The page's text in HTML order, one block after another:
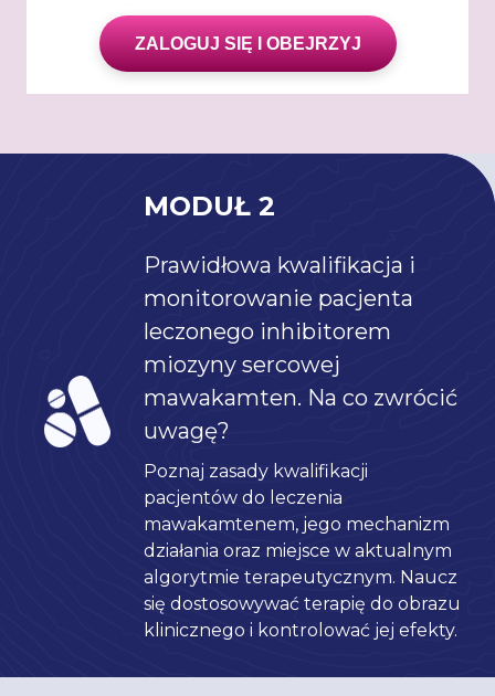
ZALOGUJ SIĘ I OBEJRZYJ
MODUŁ 2
Prawidłowa kwalifikacja i
monitorowanie pacjenta
leczonego inhibitorem
miozyny sercowej
mawakamten. Na co zwrócić
uwagę?
Poznaj zasady kwalifikacji
pacjentów do leczenia
mawakamtenem, jego mechanizm
działania oraz miejsce w aktualnym
algorytmie terapeutycznym. Naucz
się dostosowywać terapię do obrazu
klinicznego i kontrolować jej efekty.